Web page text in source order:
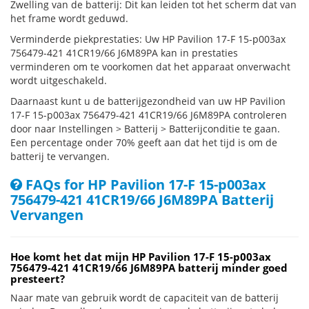
Zwelling van de batterij: Dit kan leiden tot het scherm dat van
het frame wordt geduwd.
Verminderde piekprestaties: Uw HP Pavilion 17-F 15-p003ax
756479-421 41CR19/66 J6M89PA kan in prestaties
verminderen om te voorkomen dat het apparaat onverwacht
wordt uitgeschakeld.
Daarnaast kunt u de batterijgezondheid van uw HP Pavilion
17-F 15-p003ax 756479-421 41CR19/66 J6M89PA controleren
door naar Instellingen > Batterij > Batterijconditie te gaan.
Een percentage onder 70% geeft aan dat het tijd is om de
batterij te vervangen.
FAQs for HP Pavilion 17-F 15-p003ax
756479-421 41CR19/66 J6M89PA Batterij
Vervangen
Hoe komt het dat mijn HP Pavilion 17-F 15-p003ax
756479-421 41CR19/66 J6M89PA batterij minder goed
presteert?
Naar mate van gebruik wordt de capaciteit van de batterij